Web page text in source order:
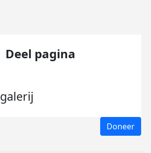
Deel pagina
galerij
Doneer